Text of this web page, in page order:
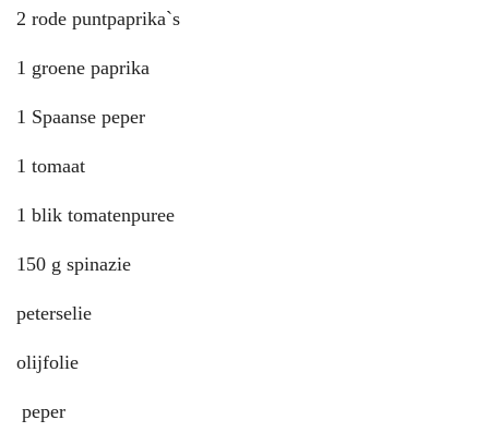
2 rode puntpaprika`s
1 groene paprika
1 Spaanse peper
1 tomaat
1 blik tomatenpuree
150 g spinazie
peterselie
olijfolie
peper